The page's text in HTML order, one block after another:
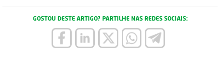
GOSTOU DESTE ARTIGO? PARTILHE NAS REDES SOCIAIS: